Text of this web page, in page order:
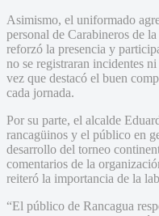
Asimismo, el uniformado
personal de Carabineros de
reforzó la presencia y
no se registraran incidentes
vez que destacó el buen
cada jornada.
Por su parte, el alcalde
rancagüinos y el público en
desarrollo del torneo
comentarios de la
reiteró la importancia de la
“El público de Rancagua